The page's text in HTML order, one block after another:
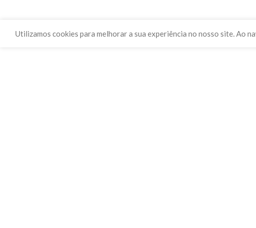
Utilizamos cookies para melhorar a sua experiência no nosso site. Ao